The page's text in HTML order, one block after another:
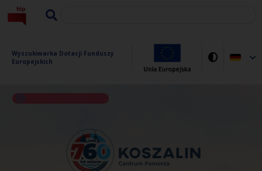
Wyszukiwarka Dotacji Funduszy
Europejskich